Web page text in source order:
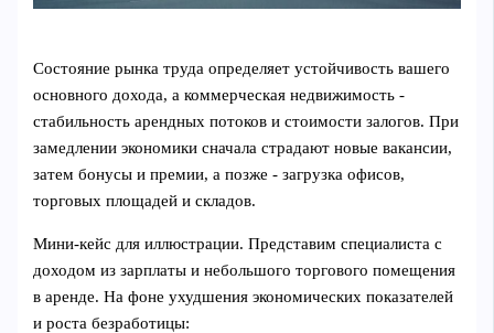
Состояние рынка труда определяет устойчивость вашего
основного дохода, а коммерческая недвижимость -
стабильность арендных потоков и стоимости залогов. При
замедлении экономики сначала страдают новые вакансии,
затем бонусы и премии, а позже - загрузка офисов,
торговых площадей и складов.
Мини-кейс для иллюстрации. Представим специалиста с
доходом из зарплаты и небольшого торгового помещения
в аренде. На фоне ухудшения экономических показателей
и роста безработицы: